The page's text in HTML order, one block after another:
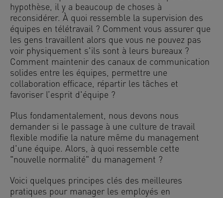
hypothèse, il y a beaucoup de choses à
reconsidérer. À quoi ressemble la supervision des
équipes en télétravail ? Comment vous assurer que
les gens travaillent alors que vous ne pouvez pas
voir physiquement s'ils sont à leurs bureaux ?
Comment maintenir des canaux de communication
solides entre les équipes, permettre une
collaboration efficace, répartir les tâches et
favoriser l’esprit d'équipe ?
Plus fondamentalement, nous devons nous
demander si le passage à une culture de travail
flexible modifie la nature même du management
d'une équipe. Alors, à quoi ressemble cette
"nouvelle normalité" du management ?
Voici quelques principes clés des meilleures
pratiques pour manager les employés en